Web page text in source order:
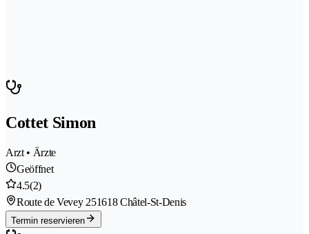
Cottet Simon
Arzt • Ärzte
Geöffnet
4.5(2)
Route de Vevey 251618 Châtel-St-Denis
Termin reservieren